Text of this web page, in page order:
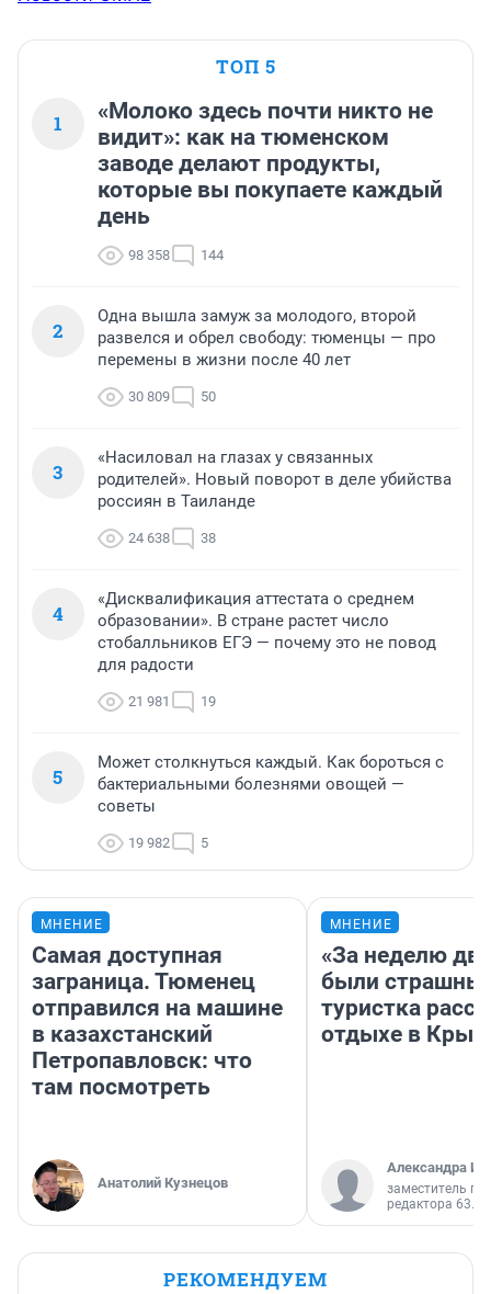
ТОП 5
1
«Молоко здесь почти никто не
видит»: как на тюменском
заводе делают продукты,
которые вы покупаете каждый
день
98 358 144
2
Одна вышла замуж за молодого, второй
развелся и обрел свободу: тюменцы — про
перемены в жизни после 40 лет
30 809 50
3
«Насиловал на глазах у связанных
родителей». Новый поворот в деле убийства
россиян в Таиланде
24 638 38
4
«Дисквалификация аттестата о среднем
образовании». В стране растет число
стобалльников ЕГЭ — почему это не повод
для радости
21 981 19
5
Может столкнуться каждый. Как бороться с
бактериальными болезнями овощей —
советы
19 982 5
МНЕНИЕ
Самая доступная
заграница. Тюменец
отправился на машине
в казахстанский
Петропавловск: что
там посмотреть
Анатолий Кузнецов
МНЕНИЕ
«За неделю
были
туристка
отдыхе в
Александра
заместитель
редактора 63.RU
РЕКОМЕНДУЕМ